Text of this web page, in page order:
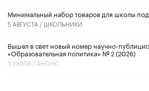
Минимальный набор товаров для школы
5 АВГУСТА / ШКОЛЬНИКИ
Вышел в свет новый номер научно-
«Образовательная политика» № 2 (2026)
3 ИЮЛЯ / АНОНС